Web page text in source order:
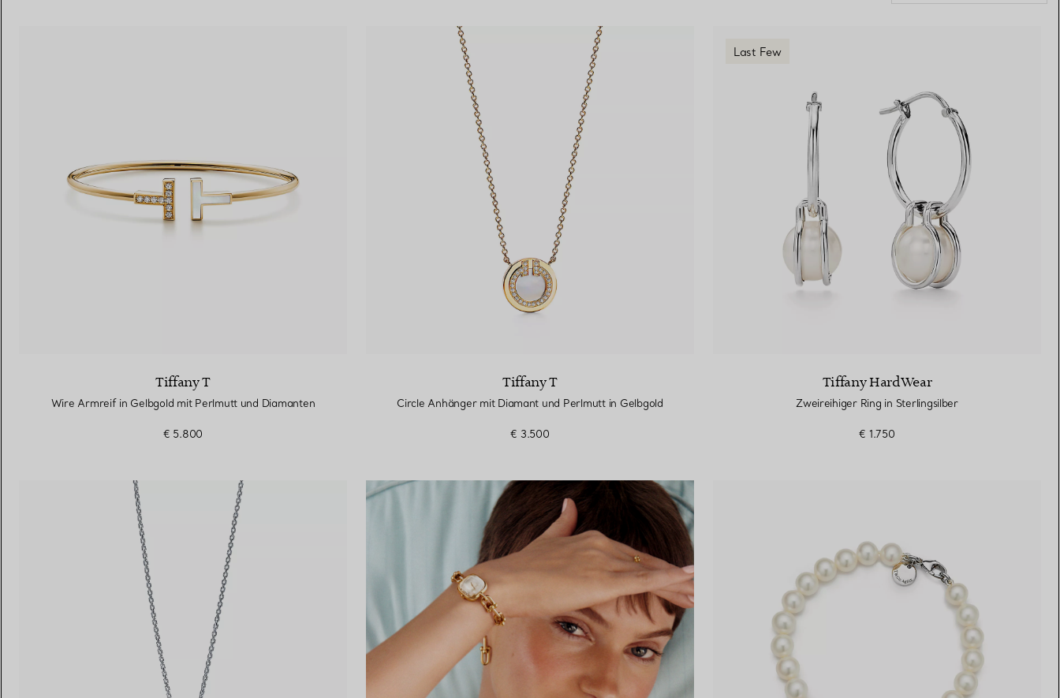
Tiffany T
Wire Armreif in Gelbgold mit Perlmutt und Diamanten
€ 5.800
Tiffany T
Circle Anhänger mit Diamant und Perlmutt in Gelbgold
€ 3.500
Last Few
Tiffany HardWear
Zweireihiger Ring in Sterlingsilber
€ 1.750